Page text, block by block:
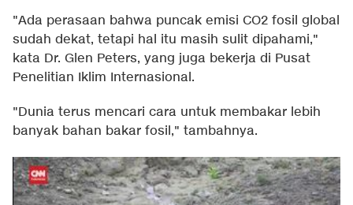
"Ada perasaan bahwa puncak emisi CO2 fosil global
sudah dekat, tetapi hal itu masih sulit dipahami,"
kata Dr. Glen Peters, yang juga bekerja di Pusat
Penelitian Iklim Internasional.
"Dunia terus mencari cara untuk membakar lebih
banyak bahan bakar fosil," tambahnya.